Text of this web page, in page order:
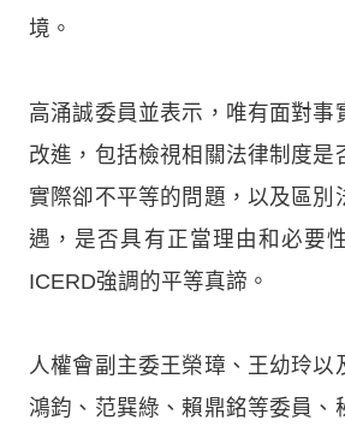
境。
高涌誠委員並表示，唯有面對事
改進，包括檢視相關法律制度是
實際卻不平等的問題，以及區別
遇，是否具有正當理由和必要
ICERD強調的平等真諦。
人權會副主委王榮璋、王幼玲以
鴻鈞、范巽綠、賴鼎銘等委員、